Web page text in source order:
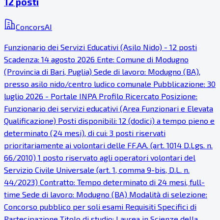
ConcorsAI
Funzionario dei Servizi Educativi (Asilo Nido) - 12 posti
Scadenza: 14 agosto 2026 Ente: Comune di Modugno
(Provincia di Bari, Puglia) Sede di lavoro: Modugno (BA),
presso asilo nido/centro ludico comunale Pubblicazione: 30
luglio 2026 - Portale INPA Profilo Ricercato Posizione:
Funzionario dei servizi educativi (Area Funzionari e Elevata
Qualificazione) Posti disponibili: 12 (dodici) a tempo pieno e
determinato (24 mesi), di cui: 3 posti riservati
prioritariamente ai volontari delle FF.AA. (art. 1014 D.Lgs. n.
66/2010) 1 posto riservato agli operatori volontari del
Servizio Civile Universale (art. 1, comma 9-bis, D.L. n.
44/2023) Contratto: Tempo determinato di 24 mesi, full-
time Sede di lavoro: Modugno (BA) Modalità di selezione:
Concorso pubblico per soli esami Requisiti Specifici di